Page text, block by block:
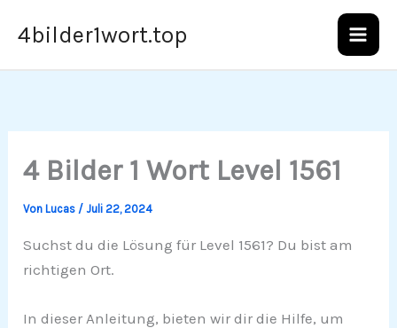
Inhalt
4bilder1wort.top
4 Bilder 1 Wort Level 1561
VonLucas /Juli 22, 2024
Suchst du die Lösung für Level 1561? Du bist am
richtigen Ort.
In dieser Anleitung, bieten wir dir die Hilfe, um